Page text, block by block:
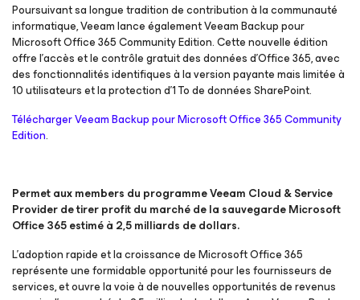
Poursuivant sa longue tradition de contribution à la communauté
informatique, Veeam lance également Veeam Backuppour
Microsoft Office 365Community Edition. Cette nouvelle édition
offre l’accès et le contrôle gratuit des données d’Office 365, avec
des fonctionnalités identifiques à la version payante mais limitée à
10 utilisateurs et la protection d’1 To de données SharePoint.
Télécharger Veeam Backuppour Microsoft Office 365Community
Edition.
Permet aux members du programme Veeam Cloud & Service
Provider de tirer profit du marché de la sauvegarde Microsoft
Office 365 estimé à 2,5 milliards de dollars.
L'adoption rapide et la croissance de Microsoft Office 365
représente une formidable opportunité pour les fournisseurs de
services, et ouvre la voie à de nouvelles opportunités de revenus